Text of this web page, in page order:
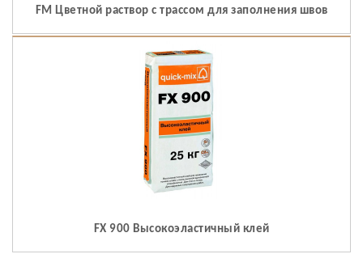
FM Цветной раствор с трассом для заполнения швов
FX 900 Высокоэластичный клей